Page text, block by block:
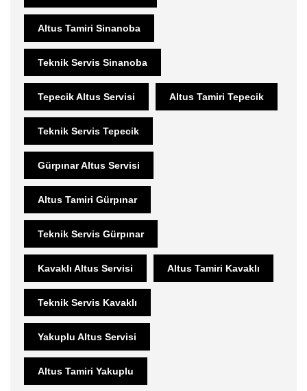
Altus Tamiri Sinanoba
Teknik Servis Sinanoba
Tepecik Altus Servisi Altus Tamiri Tepecik
Teknik Servis Tepecik
Gürpınar Altus Servisi
Altus Tamiri Gürpınar
Teknik Servis Gürpınar
Kavaklı Altus Servisi Altus Tamiri Kavaklı
Teknik Servis Kavaklı
Yakuplu Altus Servisi
Altus Tamiri Yakuplu